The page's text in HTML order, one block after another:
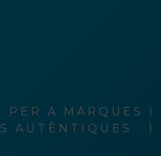
PER A MARQUES I
AUTÈNTIQUES : )